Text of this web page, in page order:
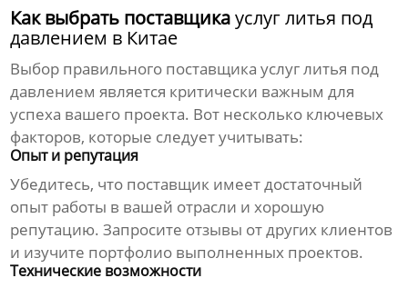
Как выбрать поставщикауслуг литья под
давлением в Китае
Выбор правильного поставщикауслуг литья под
давлением является критически важным для
успеха вашего проекта. Вот несколько ключевых
факторов, которые следует учитывать:
Опыт и репутация
Убедитесь, что поставщик имеет достаточный
опыт работы в вашей отрасли и хорошую
репутацию. Запросите отзывы от других клиентов
и изучите портфолио выполненных проектов.
Технические возможности